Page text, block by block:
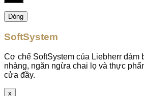
Đóng
SoftSystem
Cơ chế SoftSystem của Liebherr đảm
nhàng, ngăn ngừa chai lọ và thực
cửa đầy.
x